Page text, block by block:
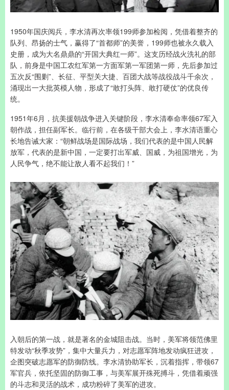
1950年国庆阅兵，李水清再次率领199师参加检阅，凭借着整齐的
队列、昂扬的士气，赢得了“首都师”的美誉，199师也被永久载入
史册，成为大名鼎鼎的“开国大典红一师”。这支历经战火洗礼的部
队，前身是中国工农红军第一方面军第一军团第一师，先后参加过
五次反“围剿”、长征、平型关大捷、百团大战等战役战斗千余次，
涌现出一大批英模人物，形成了“敢打头阵、敢打硬仗”的优良传
统。
1951年6月，抗美援朝战争进入关键阶段，李水清奉命率领67军入
朝作战，担任副军长。临行前，在各级干部大会上，李水清语重心
长地告诫大家：“朝鲜战场是国际战场，我们代表的是中国人民解
放军，代表的是新中国，一定要打出军威、国威，为祖国增光，为
人民争气，绝不能让敌人看不起我们！”
入朝后的第一战，就是著名的金城阻击战。当时，美军将领范佛里
特发动“秋季攻势”，集中大量兵力，对志愿军阵地发动疯狂进攻，
企图突破志愿军的防御防线。李水清协助军长，沉着指挥，带领67
军官兵，依托坚固的防御工事，与美军展开殊死搏斗，凭借着顽强
的斗志和灵活的战术，成功粉碎了美军的进攻。